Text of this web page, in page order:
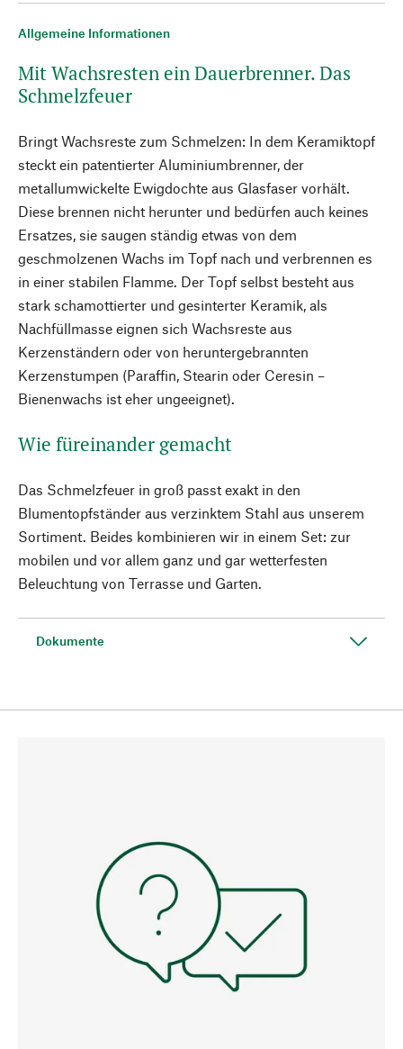
Allgemeine Informationen
Mit Wachsresten ein Dauerbrenner. Das
Schmelzfeuer
Bringt Wachsreste zum Schmelzen: In dem Keramiktopf
steckt ein patentierter Aluminiumbrenner, der
metallumwickelte Ewigdochte aus Glasfaser vorhält.
Diese brennen nicht herunter und bedürfen auch keines
Ersatzes, sie saugen ständig etwas von dem
geschmolzenen Wachs im Topf nach und verbrennen es
in einer stabilen Flamme. Der Topf selbst besteht aus
stark schamottierter und gesinterter Keramik, als
Nachfüllmasse eignen sich Wachsreste aus
Kerzenständern oder von heruntergebrannten
Kerzenstumpen (Paraffin, Stearin oder Ceresin –
Bienenwachs ist eher ungeeignet).
Wie füreinander gemacht
Das Schmelzfeuer in groß passt exakt in den
Blumentopfständer aus verzinktem Stahl aus unserem
Sortiment. Beides kombinieren wir in einem Set: zur
mobilen und vor allem ganz und gar wetterfesten
Beleuchtung von Terrasse und Garten.
Dokumente